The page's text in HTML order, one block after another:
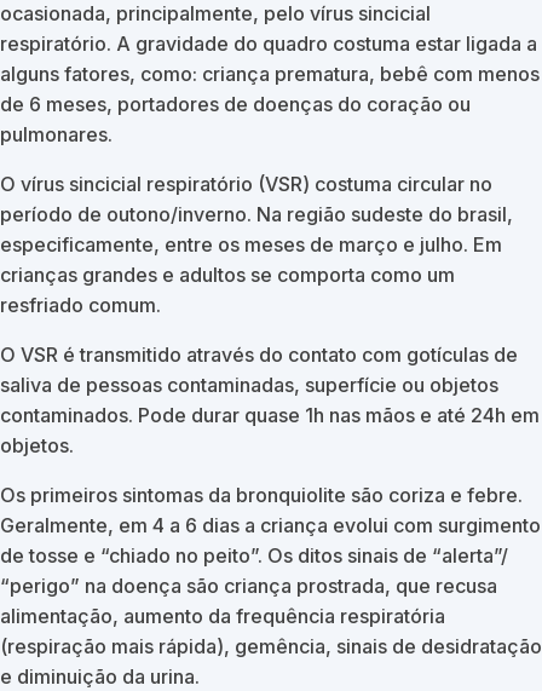
ocasionada, principalmente, pelo vírus sincicial
respiratório. A gravidade do quadro costuma estar ligada a
alguns fatores, como: criança prematura, bebê com menos
de 6 meses, portadores de doenças do coração ou
pulmonares.
O vírus sincicial respiratório (VSR) costuma circular no
período de outono/inverno. Na região sudeste do brasil,
especificamente, entre os meses de março e julho. Em
crianças grandes e adultos se comporta como um
resfriado comum.
O VSR é transmitido através do contato com gotículas de
saliva de pessoas contaminadas, superfície ou objetos
contaminados. Pode durar quase 1h nas mãos e até 24h em
objetos.
Os primeiros sintomas da bronquiolite são coriza e febre.
Geralmente, em 4 a 6 dias a criança evolui com surgimento
de tosse e “chiado no peito”. Os ditos sinais de “alerta”/
“perigo” na doença são criança prostrada, que recusa
alimentação, aumento da frequência respiratória
(respiração mais rápida), gemência, sinais de desidratação
e diminuição da urina.